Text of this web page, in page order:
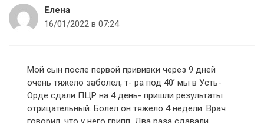
и
я
Елена
16/01/2022 в 07:24
Мой сын после первой прививки через 9 дней
очень тяжело заболел, т- ра под 40’ мы в Усть-
Орде сдали ПЦР на 4 день- пришли результаты
отрицательный. Болел он тяжело 4 недели. Врач